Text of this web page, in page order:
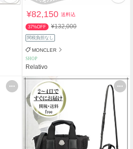
¥82,150送料込
37%OFF ¥132,000
関税負担なし
MONCLER
SHOP
Relativo